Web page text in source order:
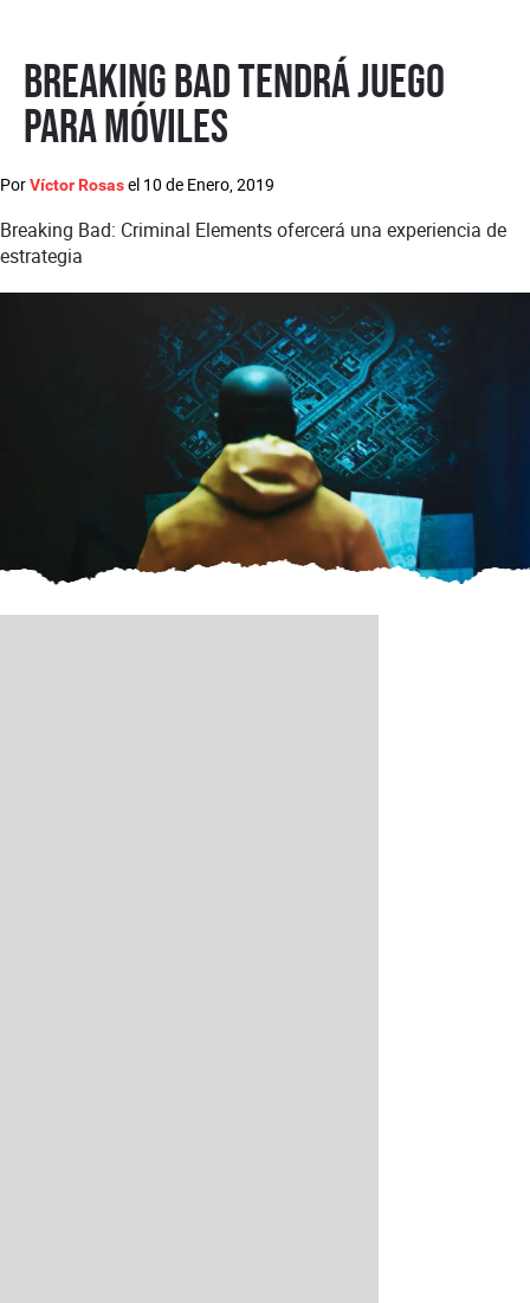
Breaking Bad tendrá juego
para móviles
PorVíctor Rosasel 10 de Enero, 2019
Breaking Bad: Criminal Elements ofercerá una experiencia de
estrategia